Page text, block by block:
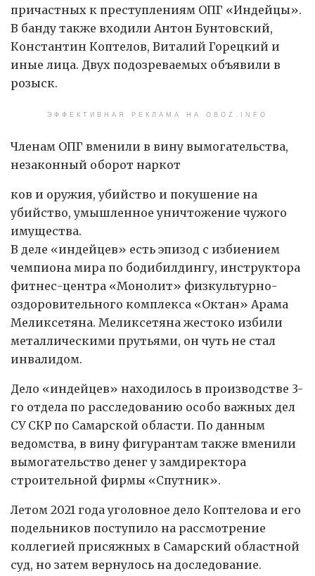
причастных к преступлениям ОПГ «Индейцы».
В банду также входили Антон Бунтовский,
Константин Коптелов, Виталий Горецкий и
иные лица. Двух подозреваемых объявили в
розыск.
ЭФФЕКТИВНАЯ РЕКЛАМА НА OBOZ.INFO
Членам ОПГ вменили в вину вымогательства,
незаконный оборот наркот
ков и оружия, убийство и покушение на
убийство, умышленное уничтожение чужого
имущества.
В деле «индейцев» есть эпизод с избиением
чемпиона мира по бодибилдингу, инструктора
фитнес-центра «Монолит» физкультурно-
оздоровительного комплекса «Октан» Арама
Меликсетяна. Меликсетяна жестоко избили
металлическими прутьями, он чуть не стал
инвалидом.
Дело «индейцев» находилось в производстве 3-
го отдела по расследованию особо важных дел
СУ СКР по Самарской области. По данным
ведомства, в вину фигурантам также вменили
вымогательство денег у замдиректора
строительной фирмы «Спутник».
Летом 2021 года уголовное дело Коптелова и его
подельников поступило на рассмотрение
коллегией присяжных в Самарский областной
суд, но затем вернулось на доследование.